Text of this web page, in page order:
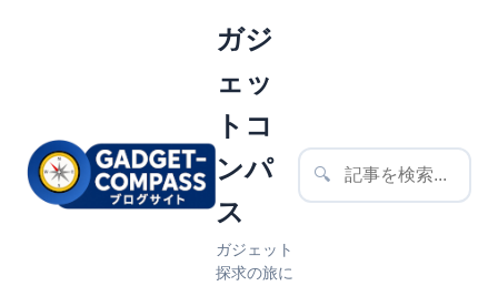
ガジ
ェッ
トコ
ンパ
ス
ガジェット
探求の旅に
🔍